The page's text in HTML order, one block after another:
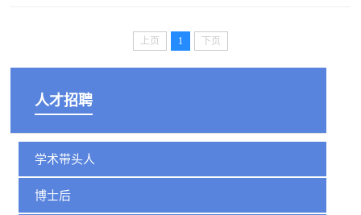
上页 1 下页
人才招聘
学术带头人
博士后